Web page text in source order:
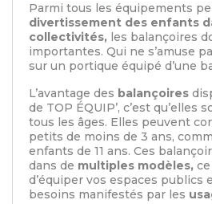
Parmi tous les équipements
divertissement des enfants
collectivités, les balançoires
importantes. Qui ne s’amuse
sur un portique équipé d’une
L’avantage des balançoires
de TOP ÉQUIP’, c’est qu’elles
tous les âges. Elles peuvent
petits de moins de 3 ans,
enfants de 11 ans. Ces
dans de multiples modèles,
d’équiper vos espaces publics
besoins manifestés par les